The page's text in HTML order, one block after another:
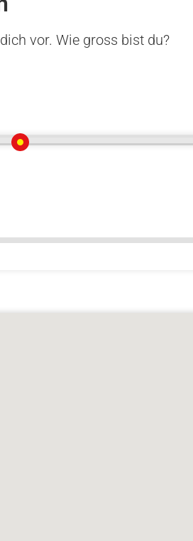
vor. Wie gross bist du?